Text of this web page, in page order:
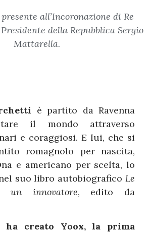
all’Incoronazione di Re
della Repubblica Sergio
Mattarella.
è partito da Ravenna
il mondo attraverso
e coraggiosi. E lui, che si
romagnolo per nascita,
e americano per scelta, lo
suo libro autobiografico Le
un innovatore, edito da
ha creato Yoox, la prima